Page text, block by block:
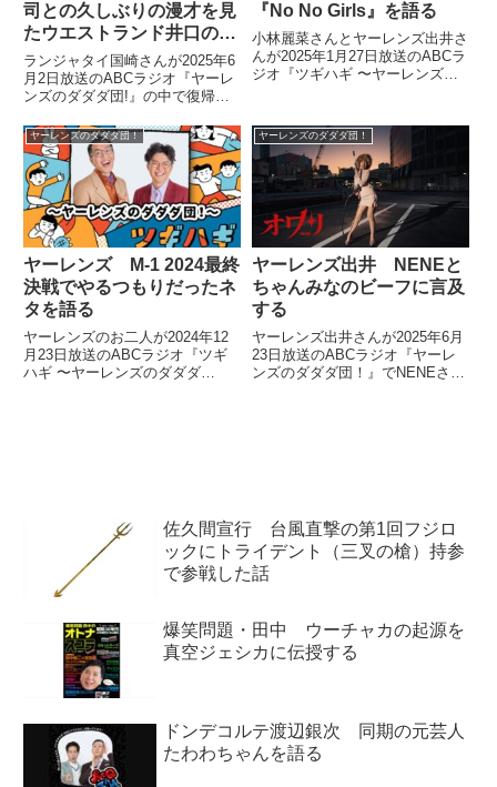
司との久しぶりの漫才を見
たウエストランド井口の一
言を語る
ランジャタイ国崎さんが2025年6
月2日放送のABCラジオ『ヤーレ
ンズのダダダ団!』の中で復帰し
久しぶりに漫才をしたことについ
てトーク。とある収録でその漫才
を見ていたウエストランド井口さ
んから言われた一言を紹介してい
ました。
『No No Girls』を語る
小林麗菜さんとヤーレンズ出井さ
んが2025年1月27日放送のABCラ
ジオ『ツギハギ 〜ヤーレンズの
ていました。
ヤーレンズのダダダ団！
ヤーレンズ M-1 2024最終
決戦でやるつもりだったネ
タを語る
ヤーレンズのお二人が2024年12
月23日放送のABCラジオ『ツギ
ハギ 〜ヤーレンズのダダダ
ヤーレンズのダダダ団！
ヤーレンズ出井 NENEと
ちゃんみなのビーフに言及
する
ヤーレンズ出井さんが2025年6月
23日放送のABCラジオ『ヤーレ
ンズのダダダ団！』でNENEさん
佐久間宣行 台風直撃の第1回フジロ
ックにトライデント（三叉の槍）持参
で参戦した話
爆笑問題・田中 ウーチャカの起源を
真空ジェシカに伝授する
ドンデコルテ渡辺銀次 同期の元芸人
たわわちゃんを語る